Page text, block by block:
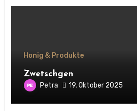
Honig & Produkte
Zwetschgen
Petra 19. Oktober 2025